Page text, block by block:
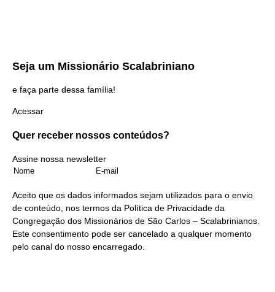
Seja um Missionário Scalabriniano
e faça parte dessa família!
Acessar
Quer receber nossos conteúdos?
Assine nossa newsletter
Aceito que os dados informados sejam utilizados para o envio
de conteúdo, nos termos da Política de Privacidade da
Congregação dos Missionários de São Carlos – Scalabrinianos.
Este consentimento pode ser cancelado a qualquer momento
pelo canal do nosso encarregado